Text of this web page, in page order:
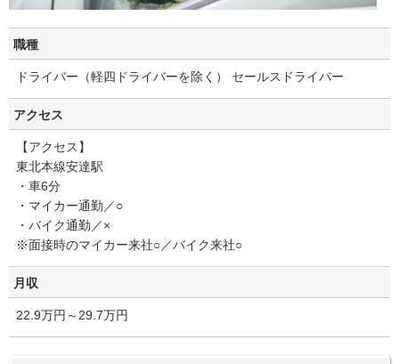
職種
ドライバー（軽四ドライバーを除く） セールスドライバー
アクセス
【アクセス】
東北本線安達駅
・車6分
・マイカー通勤／○
・バイク通勤／×
※面接時のマイカー来社○／バイク来社○
月収
22.9万円～29.7万円